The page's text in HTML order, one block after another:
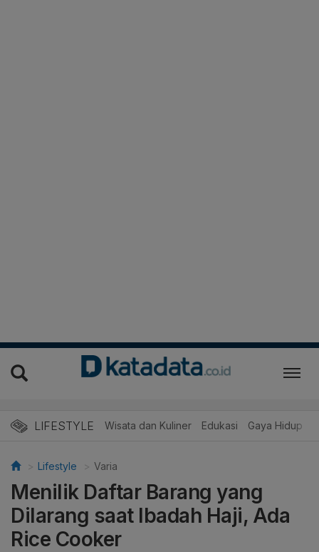
LIFESTYLE Wisata dan Kuliner Edukasi Gaya Hidup
Lifestyle Varia
Menilik Daftar Barang yang
Dilarang saat Ibadah Haji, Ada
Rice Cooker